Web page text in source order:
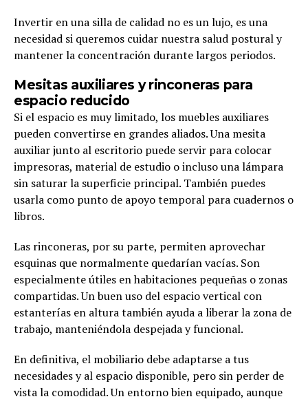
Invertir en una silla de calidad no es un lujo, es una
necesidad si queremos cuidar nuestra salud postural y
mantener la concentración durante largos periodos.
Mesitas auxiliares y rinconeras para
espacio reducido
Si el espacio es muy limitado, los muebles auxiliares
pueden convertirse en grandes aliados. Una mesita
auxiliar junto al escritorio puede servir para colocar
impresoras, material de estudio o incluso una lámpara
sin saturar la superficie principal. También puedes
usarla como punto de apoyo temporal para cuadernos o
libros.
Las rinconeras, por su parte, permiten aprovechar
esquinas que normalmente quedarían vacías. Son
especialmente útiles en habitaciones pequeñas o zonas
compartidas. Un buen uso del espacio vertical con
estanterías en altura también ayuda a liberar la zona de
trabajo, manteniéndola despejada y funcional.
En definitiva, el mobiliario debe adaptarse a tus
necesidades y al espacio disponible, pero sin perder de
vista la comodidad. Un entorno bien equipado, aunque